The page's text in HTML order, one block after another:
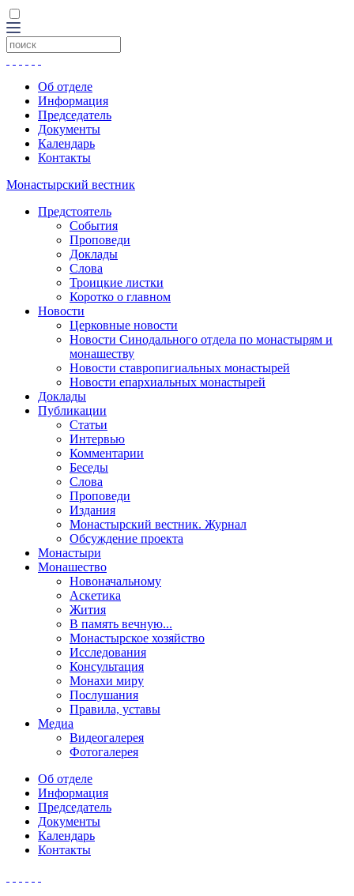
Об отделе
Информация
Председатель
Документы
Календарь
Контакты
Монастырский вестник
Предстоятель
События
Проповеди
Доклады
Слова
Троицкие листки
Коротко о главном
Новости
Церковные новости
Новости Синодального отдела по монастырям и
монашеству
Новости ставропигиальных монастырей
Новости епархиальных монастырей
Доклады
Публикации
Статьи
Интервью
Комментарии
Беседы
Слова
Проповеди
Издания
Монастырский вестник. Журнал
Обсуждение проекта
Монастыри
Монашество
Новоначальному
Аскетика
Жития
В память вечную...
Монастырское хозяйство
Исследования
Консультация
Монахи миру
Послушания
Правила, уставы
Медиа
Видеогалерея
Фотогалерея
Об отделе
Информация
Председатель
Документы
Календарь
Контакты